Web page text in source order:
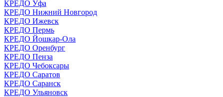
КРЕДО Уфа
КРЕДО Нижний Новгород
КРЕДО Ижевск
КРЕДО Пермь
КРЕДО Йошкар-Ола
КРЕДО Оренбург
КРЕДО Пенза
КРЕДО Чебоксары
КРЕДО Саратов
КРЕДО Саранск
КРЕДО Ульяновск